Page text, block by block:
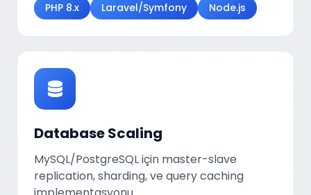
PHP 8.x Laravel/Symfony Node.js
Database Scaling
MySQL/PostgreSQL için master-slave
replication, sharding, ve query caching